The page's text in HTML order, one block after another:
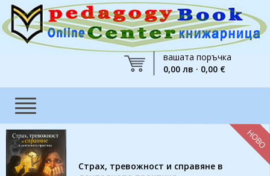
вашата поръчка
0,00 лв · 0,00 €
Страх, тревожност и справяне в
НОВО